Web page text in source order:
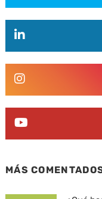
MÁS